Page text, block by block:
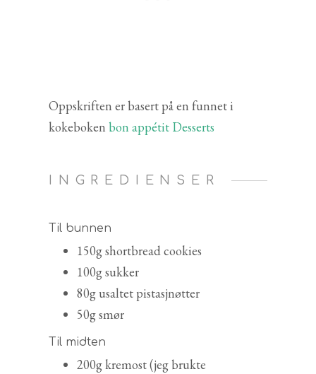
Oppskriften er basert på en funnet i
kokeboken bon appétit Desserts
INGREDIENSER
Til bunnen
150g shortbread cookies
100g sukker
80g usaltet pistasjnøtter
50g smør
Til midten
200g kremost (jeg brukte